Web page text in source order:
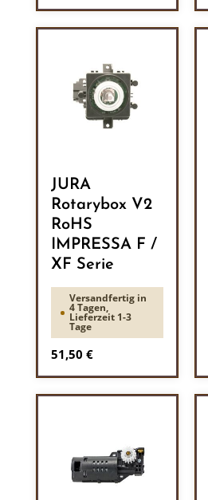
JURA
Rotarybox V2
RoHS
IMPRESSA F /
XF Serie
Versandfertig in
4 Tagen,
Lieferzeit 1-3
Tage
Regulärer Preis:
51,50 €